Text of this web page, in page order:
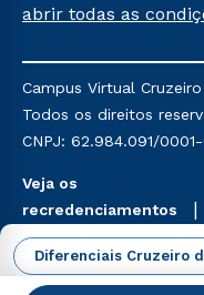
Diferenciais Cruzeiro
Já para as demais,
mencionadas são
Religioso, Geografia
do Ensino de
abrir todas as
Campus Virtual
Todos os direitos
CNPJ: 62.984.091/
Veja os
recredenciamentos
aqui